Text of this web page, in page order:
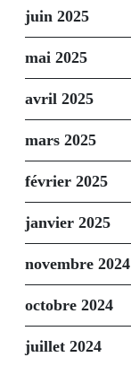
juin 2025
mai 2025
avril 2025
mars 2025
février 2025
janvier 2025
novembre 2024
octobre 2024
juillet 2024